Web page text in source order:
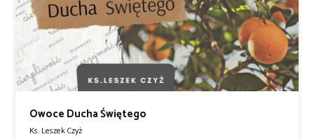
Owoce Ducha Świętego
Ks. Leszek Czyż